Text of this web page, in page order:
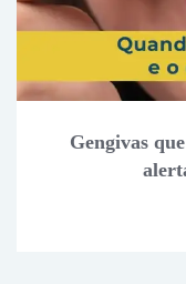
Gengivas